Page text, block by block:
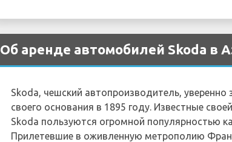
Об аренде автомобилей Skoda в
Skoda, чешский автопроизводитель,
своего основания в 1895 году. Известные
Skoda пользуются огромной популярностью
Прилетевшие в оживленную метрополию